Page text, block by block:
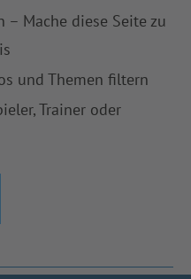
Mache diese Seite zu
und Themen filtern
Trainer oder